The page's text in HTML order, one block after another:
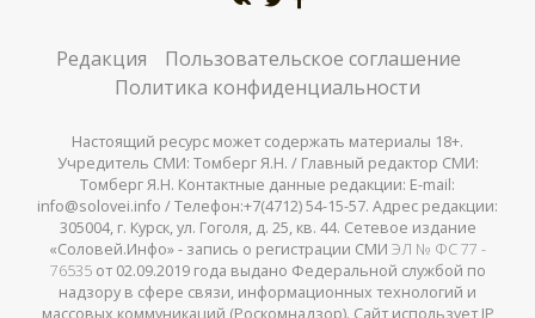
Редакция
Пользовательское соглашение
Политика конфиденциальности
Настоящий ресурс может содержать материалы 18+.
Учредитель СМИ: Томберг Я.Н. / Главный редактор СМИ:
Томберг Я.Н. Контактные данные редакции: E-mail:
info@solovei.info / Телефон:+7(4712) 54-15-57. Адрес редакции:
305004, г. Курск, ул. Гоголя, д. 25, кв. 44. Сетевое издание
«Соловей.Инфо» - запись о регистрации СМИ ЭЛ № ФС 77 -
76535от 02.09.2019 года выдано Федеральной службой по
надзору в сфере связи, информационных технологий и
массовых коммуникаций (Роскомнадзор). Сайт использует IP